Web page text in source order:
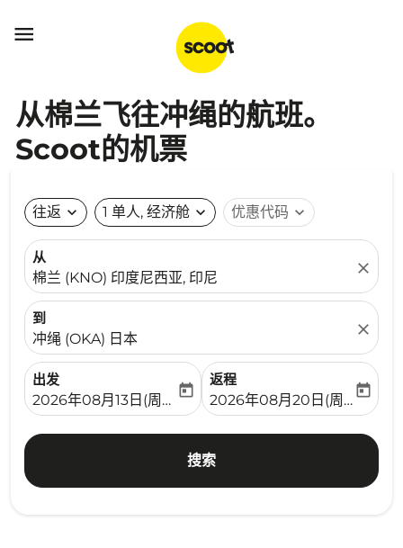

从棉兰飞往冲绳的航班。
Scoot的机票
往返 expand_more 1 单人, 经济舱 expand_more 优惠代码 expand_more
从
棉兰 (KNO) 印度尼西亚, 印尼
close
到
冲绳 (OKA) 日本
close
出发
fc-booking-departure-date-aria-label
2026年08月13日(周四)
today
返程
fc-booking-return-date-
2026年08月20日(周四)
today
搜索